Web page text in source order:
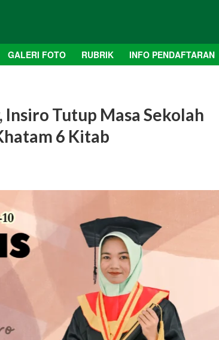
GALERI FOTO RUBRIK INFO PENDAFTARAN
Tutup Masa Sekolah
6 Kitab